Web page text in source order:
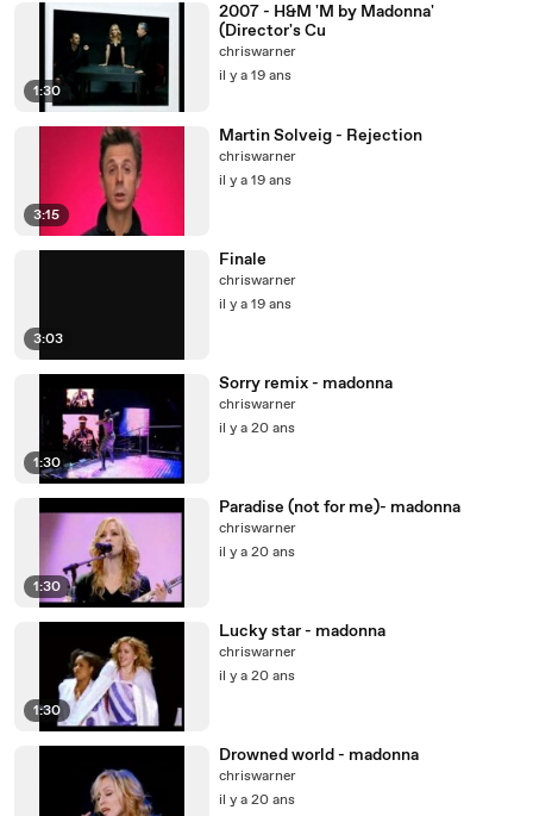
1:30
2007 - H&M 'M by Madonna'
(Director's Cu
chriswarner
il y a 19 ans
3:15
Martin Solveig - Rejection
chriswarner
il y a 19 ans
3:03
Finale
chriswarner
il y a 19 ans
1:30
Sorry remix - madonna
chriswarner
il y a 20 ans
1:30
Paradise (not for me)- madonna
chriswarner
il y a 20 ans
1:30
Lucky star - madonna
chriswarner
il y a 20 ans
Drowned world - madonna
chriswarner
il y a 20 ans